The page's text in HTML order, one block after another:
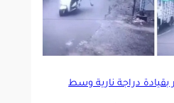
بقيادة دراجة نارية وسط